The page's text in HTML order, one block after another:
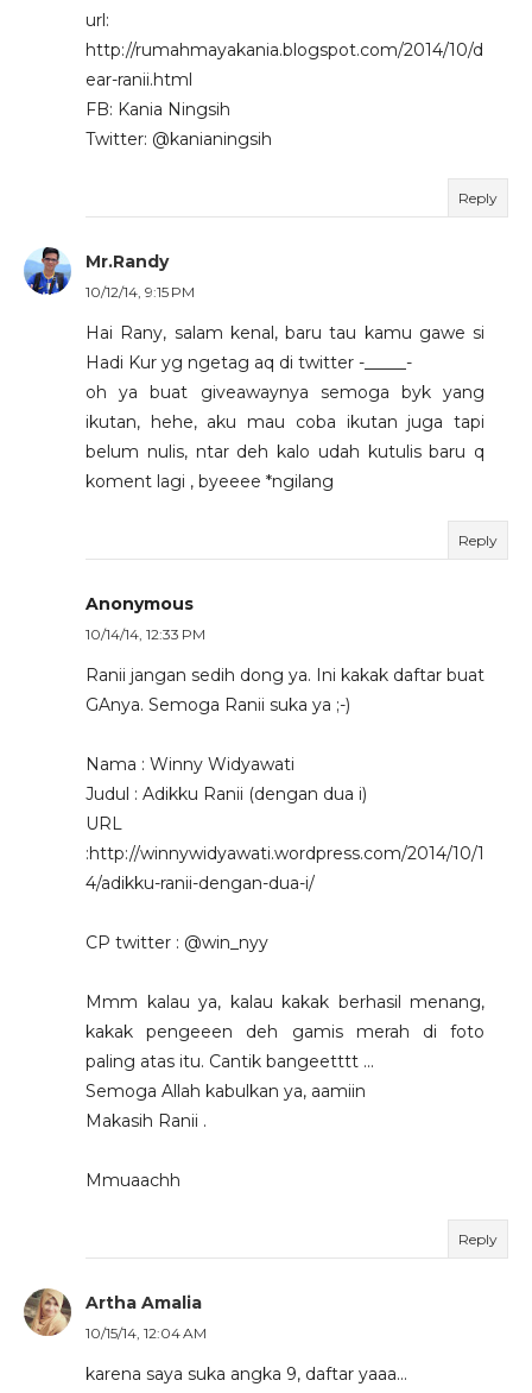
url:
http://rumahmayakania.blogspot.com/2014/10/d
ear-ranii.html
FB: Kania Ningsih
Twitter: @kanianingsih
Reply
Mr.Randy
10/12/14, 9:15 PM
Hai Rany, salam kenal, baru tau kamu gawe si
Hadi Kur yg ngetag aq di twitter -_____-
oh ya buat giveawaynya semoga byk yang
ikutan, hehe, aku mau coba ikutan juga tapi
belum nulis, ntar deh kalo udah kutulis baru q
koment lagi , byeeee *ngilang
Reply
Anonymous
10/14/14, 12:33 PM
Ranii jangan sedih dong ya. Ini kakak daftar buat
GAnya. Semoga Ranii suka ya ;-)
Nama : Winny Widyawati
Judul : Adikku Ranii (dengan dua i)
URL
:http://winnywidyawati.wordpress.com/2014/10/1
4/adikku-ranii-dengan-dua-i/
CP twitter : @win_nyy
Mmm kalau ya, kalau kakak berhasil menang,
kakak pengeeen deh gamis merah di foto
paling atas itu. Cantik bangeetttt ...
Semoga Allah kabulkan ya, aamiin
Makasih Ranii .
Mmuaachh
Reply
Artha Amalia
10/15/14, 12:04 AM
karena saya suka angka 9, daftar yaaa...